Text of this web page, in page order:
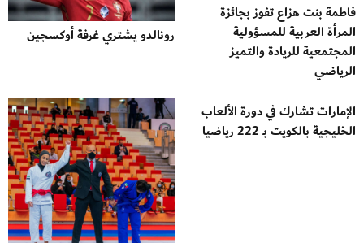
فاطمة بنت هزاع تفوز بجائزة
المرأة العربية للمسؤولية
المجتمعية للريادة والتميز
الرياضي
رونالدو يشتري غرفة أوكسجين
الإمارات تشارك في دورة الألعاب
الخليجية بالكويت بـ 222 رياضيا